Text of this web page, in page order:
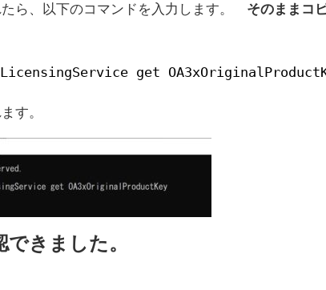
ら、以下のコマンドを入力します。 そのままコ
get
す。
きました。